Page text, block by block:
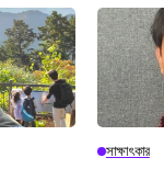
সাক্ষাৎকার